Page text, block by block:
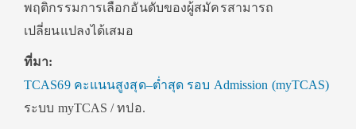
พฤติกรรมการเลือกอันดับของผู้สมัครสามารถ
เปลี่ยนแปลงได้เสมอ
ที่มา:
TCAS69 คะแนนสูงสุด–ต่ำสุด รอบ Admission (myTCAS)
ระบบ myTCAS / ทปอ.